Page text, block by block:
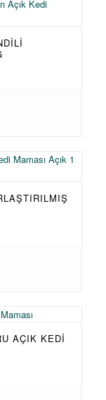
AÇIK KEDI